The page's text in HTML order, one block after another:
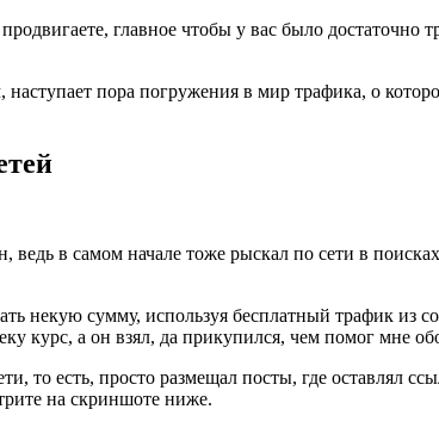
главное чтобы у вас было
пора погружения в мир трафика, о
в самом начале тоже рыскал по сети в
некую сумму, используя бесплатный трафик
курс, а он взял, да прикупился, чем помог мне
то есть, просто размещал посты, где оставлял
на скриншоте ниже.